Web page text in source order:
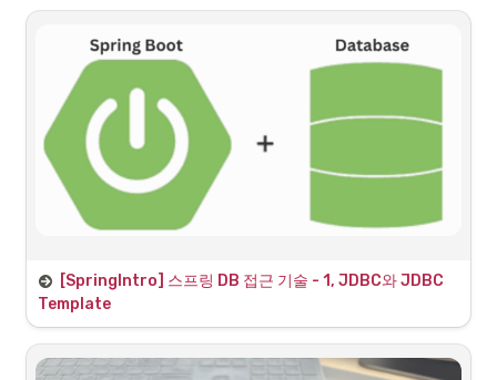
JPA란?
JDBC, JDBC Template을 사용하면서 중복 코드를 크게 제거했지만 여
전히 쿼리문을 직접 작성하는 문제가 있었다. 이는 IDE에서도 오류를 발
견하기 어렵고 개발자의 실수가 나타날 수 있는 단점이 있다. JPA를 통해
객체 중심 설계로 전환 할 수 있다.
•
Java Persistance API의 약자로 ORM(Object-Relational-
Mapping) 기술 표준으로 사용되는 인터페이스의 모음
◦
ORM은 객체와 DB 테이블이 매핑을 이루는 것을 의미
다'는 의미로, 어플리케이션과 데이터베이스 연결 시 SQL언
어
테스트용 H2 데이터베이스 설치 과정
H2 DB engine 설치
H2 Database Engine
[SpringIntro] 스프링 DB 접근 기술 - 1, JDBC와 JDBC
Template